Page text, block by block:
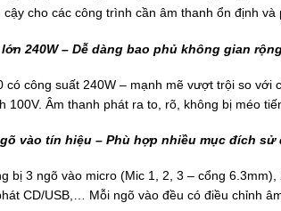
cậy cho các công trình cần âm thanh ổn định và
240W – Dễ dàng bao phủ không gian
có công suất 240W – mạnh mẽ vượt trội so
100V. Âm thanh phát ra to, rõ, không bị méo
vào tín hiệu – Phù hợp nhiều mục đích sử
bị 3 ngõ vào micro (Mic 1, 2, 3 – cổng
CD/USB,… Mỗi ngõ vào đều có điều chỉnh